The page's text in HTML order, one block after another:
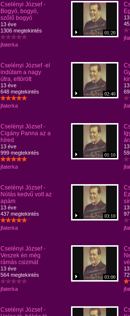
Cselényi József -
Bogyó, bogyó,
szőlő bogyó
13 éve
1306 megtekintés
jfaterka
01:20
Cselényi József -el
indútam a nagy
útra, eltörött
13 éve
648 megtekintés
jfaterka
02:40
Cselényi József -
Cigány Panna az a
híred
13 éve
999 megtekintés
jfaterka
01:10
Cselényi József -
Nótás kedvű volt az
apám
13 éve
437 megtekintés
jfaterka
03:10
Cselényi József -
Veszek én még
rámás csizmát
13 éve
564 megtekintés
jfaterka
03:00
Cselényi József -